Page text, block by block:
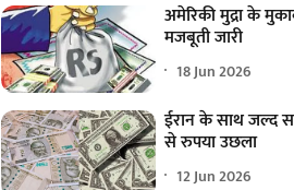
अमेरिकी मुद्रा के
मजबूती जारी
18 Jun 2026
ईरान के साथ जल्द
से रुपया उछला
12 Jun 2026